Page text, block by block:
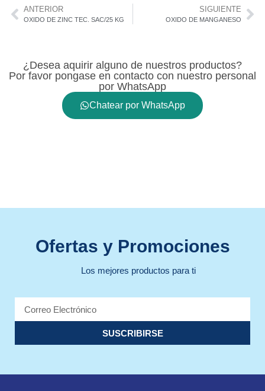
ANTERIOR
OXIDO DE ZINC TEC. SAC/25 KG
SIGUIENTE
OXIDO DE MANGANESO
¿Desea aquirir alguno de nuestros productos?
Por favor pongase en contacto con nuestro personal
por WhatsApp
Chatear por WhatsApp
Ofertas y Promociones
Los mejores productos para ti
SUSCRIBIRSE